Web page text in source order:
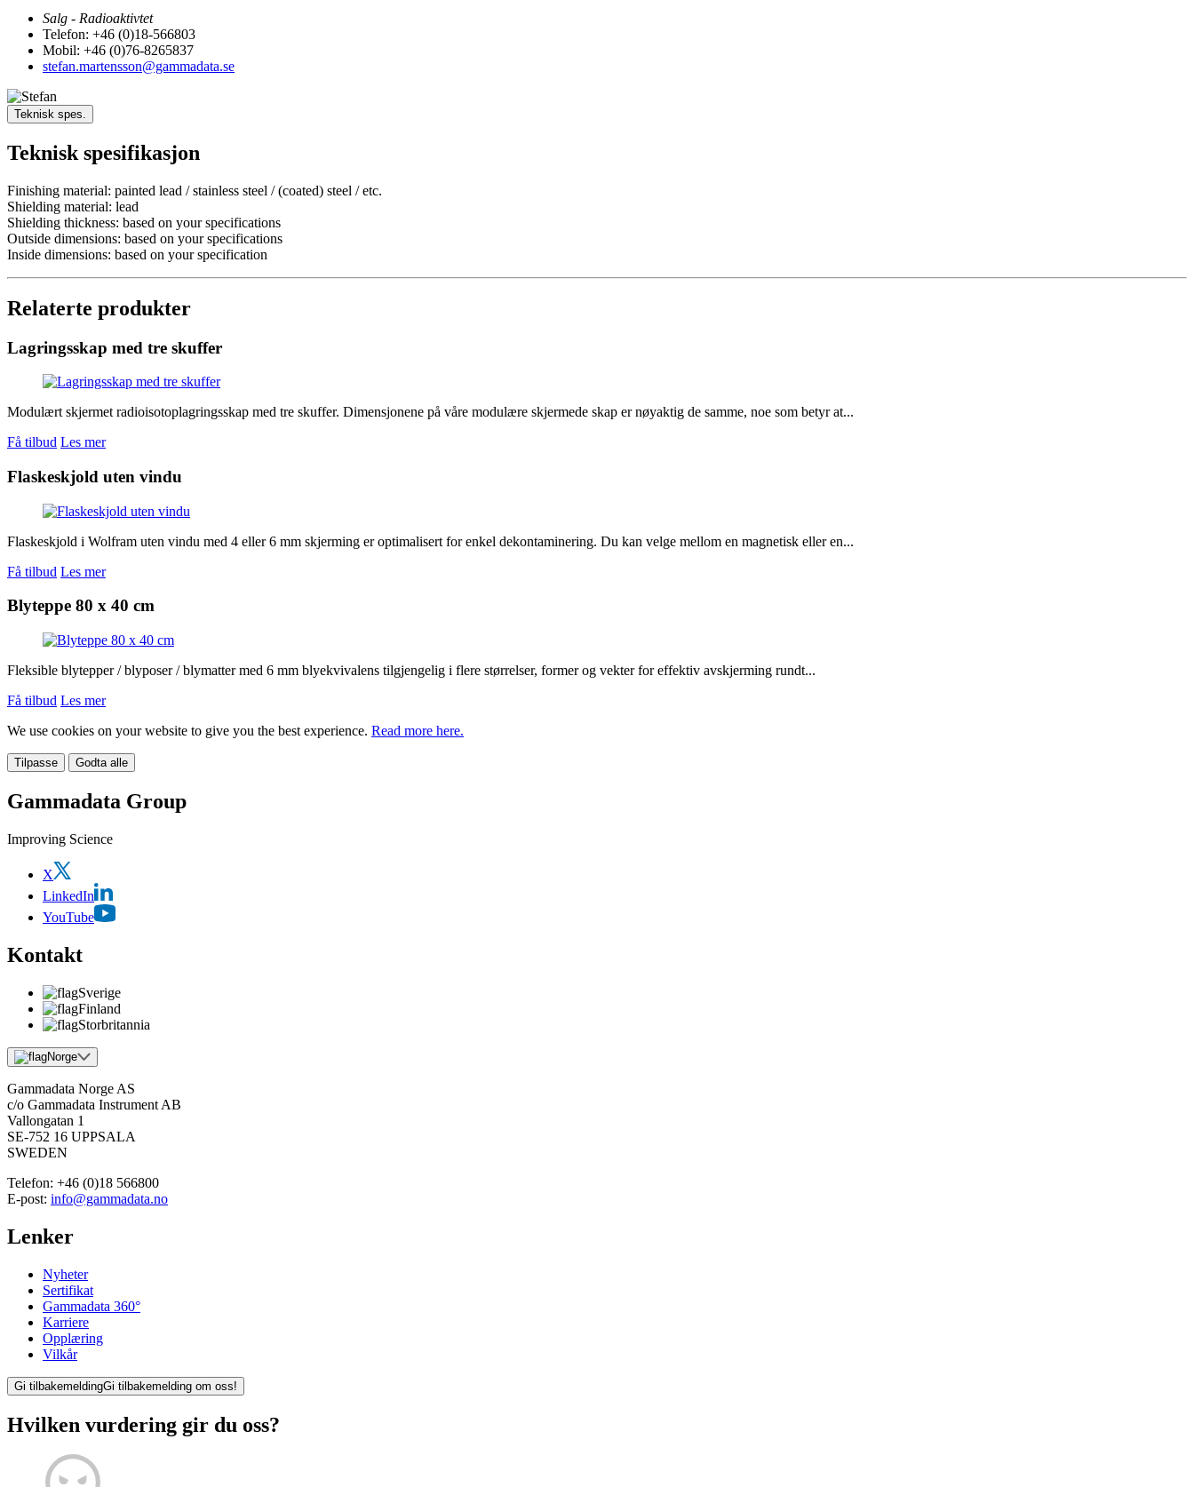
Salg - Radioaktivtet
Telefon: +46 (0)18-566803
Mobil: +46 (0)76-8265837
stefan.martensson@gammadata.se
Teknisk spes.
Teknisk spesifikasjon
Finishing material: painted lead / stainless steel / (coated) steel / etc.
Shielding material: lead
Shielding thickness: based on your specifications
Outside dimensions: based on your specifications
Inside dimensions: based on your specification
Relaterte produkter
Lagringsskap med tre skuffer
Modulært skjermet radioisotoplagringsskap med tre skuffer. Dimensjonene på våre modulære skjermede skap er nøyaktig de samme, noe som betyr at...
Få tilbud Les mer
Flaskeskjold uten vindu
Flaskeskjold i Wolfram uten vindu med 4 eller 6 mm skjerming er optimalisert for enkel dekontaminering. Du kan velge mellom en magnetisk eller en...
Få tilbud Les mer
Blyteppe 80 x 40 cm
Fleksible blytepper / blyposer / blymatter med 6 mm blyekvivalens tilgjengelig i flere størrelser, former og vekter for effektiv avskjerming rundt...
Få tilbud Les mer
We use cookies on your website to give you the best experience. Read more here.
Tilpasse Godta alle
Gammadata Group
Improving Science
X
LinkedIn
YouTube
Kontakt
Sverige
Finland
Storbritannia
Norge
Gammadata Norge AS
c/o Gammadata Instrument AB
Vallongatan 1
SE-752 16 UPPSALA
SWEDEN
Telefon: +46 (0)18 566800
E-post: info@gammadata.no
Lenker
Nyheter
Sertifikat
Gammadata 360°
Karriere
Opplæring
Vilkår
Gi tilbakemeldingGi tilbakemelding om oss!
Hvilken vurdering gir du oss?